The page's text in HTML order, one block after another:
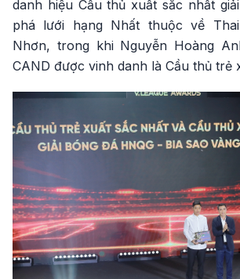
danh hiệu Cầu thủ xuất sắc nhất
phá lưới hạng Nhất thuộc về
Nhơn, trong khi Nguyễn Hoàng
CAND được vinh danh là Cầu thủ trẻ